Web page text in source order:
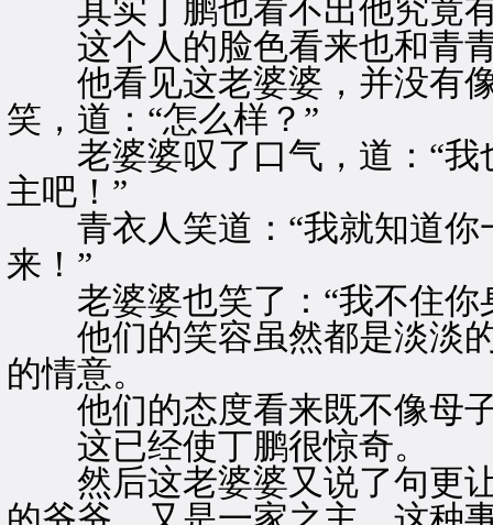
其实丁鹏也看不出他究竟
这个人的脸色看来也和青青
他看见这老婆婆，并没有像
笑，道：“怎么样？”
老婆婆叹了口气，道：“我
主吧！”
青衣人笑道：“我就知道你
来！”
老婆婆也笑了：“我不住你
他们的笑容虽然都是淡淡的
的情意。
他们的态度看来既不像母
这已经使丁鹏很惊奇。
然后这老婆婆又说了句更让